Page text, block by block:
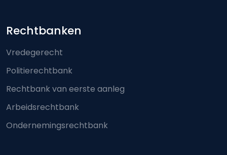
Footer-menu
Rechtbanken
Vredegerecht
Politierechtbank
Rechtbank van eerste aanleg
Arbeidsrechtbank
Ondernemingsrechtbank